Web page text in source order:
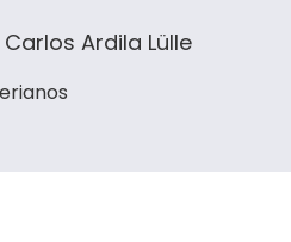
Ardila Lülle